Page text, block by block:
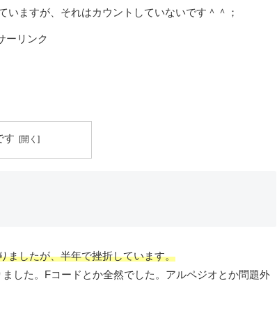
ますが、それはカウントしていないです＾＾；
ーリンク
す
ましたが、半年で挫折しています。
した。Fコードとか全然でした。アルペジオとか問題外